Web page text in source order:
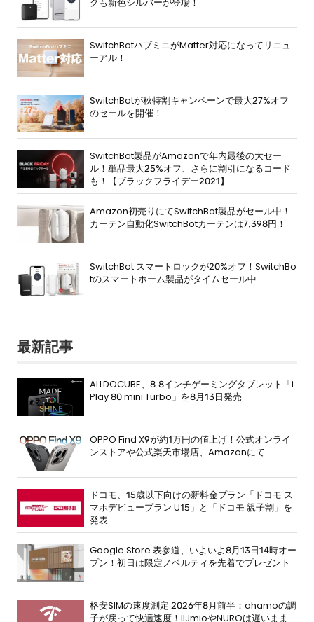
SwitchBotハブミニがMatter対応になってリニュ
ーアル！
SwitchBotが秋特割キャンペーンで最大27%オフ
のセールを開催！
SwitchBot製品がAmazonで年内最後の大セー
ル！単品最大25%オフ、さらに割引になるコード
も！【ブラックフライデー2021】
Amazon初売りにてSwitchBot製品がセール中！
カーテン自動化SwitchBotカーテンは7,398円！
SwitchBot スマートロックが20%オフ！SwitchBo
tのスマートホーム製品がタイムセール中
最新記事
ALLDOCUBE、8.8インチゲーミングタブレット「i
Play 80 mini Turbo」を8月13日発売
OPPO Find X9が約1万円の値上げ！公式オンライ
ンストアや公式楽天市場店、Amazonにて
ドコモ、15歳以下向けの新料金プラン「ドコモ ス
マホデビュープラン U15」と「ドコモ 親子割」を
発表
Google Store 表参道、いよいよ8月13日14時オー
プン！初日は限定ノベルティを先着でプレゼント
格安SIMの速度測定 2026年8月前半：ahamoの調
子が戻って快適速度！IIJmioやNUROは遅いまま